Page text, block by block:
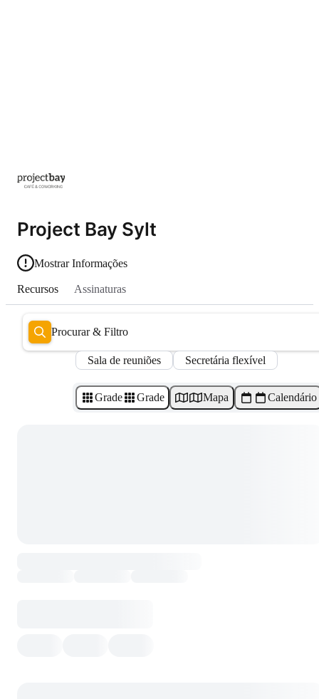
Project Bay Sylt
Mostrar Informações
Recursos Assinaturas
Procurar & Filtro
Sala de reuniões Secretária flexível
Grade Grade Mapa Calendário